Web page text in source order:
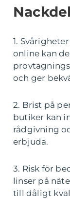
1.
online kan
och ger
2. Brist på
butiker kan
rådgivning
erbjuda.
3. Risk för
linser på
till dåligt